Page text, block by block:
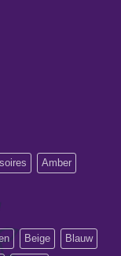
Amber
Beige Blauw